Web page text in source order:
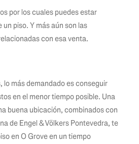
por los cuales puedes estar
piso. Y más aún son las
con esa venta.
lo más demandado es conseguir
en el menor tiempo posible. Una
buena ubicación, combinados con
de Engel & Völkers Pontevedra, te
en O Grove en un tiempo